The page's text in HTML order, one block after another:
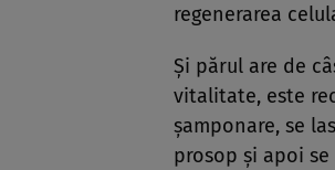
regenerarea
Şi părul are de
vitalitate, este
şamponare, se
prosop şi apoi